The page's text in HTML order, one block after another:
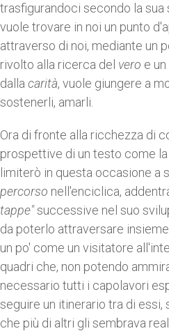
trasfigurandoci secondo la sua
vuole trovare in noi un punto
attraverso di noi, mediante un
rivolto alla ricerca del vero e
dalla carità, vuole giungere a
sostenerli, amarli.
Ora di fronte alla ricchezza di
prospettive di un testo come la
limiterò in questa occasione a
percorso nell'enciclica,
tappe"successive nel suo
da poterlo attraversare
un po' come un visitatore
quadri che, non potendo
necessario tutti i capolavori
seguire un itinerario tra di
che più di altri gli sembrava